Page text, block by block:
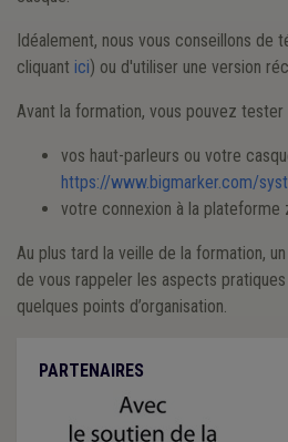
Idéalement, nous vous conseillons de
cliquant ici) ou d'utiliser une version
Avant la formation, vous pouvez tester
vos haut-parleurs ou votre
https://www.bigmarker.com/
votre connexion à la plateforme
Au plus tard la veille de la formation,
de vous rappeler les aspects
quelques points d’organisation.
PARTENAIRES